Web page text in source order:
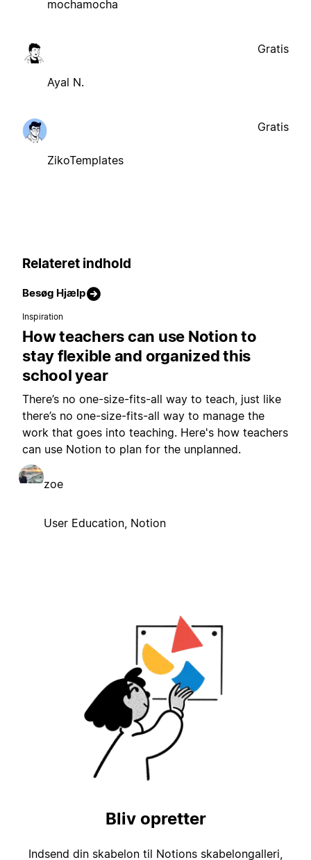
mochamocha
Ayal N.
Gratis
ZikoTemplates
Gratis
Relateret indhold
Besøg Hjælp
Inspiration
How teachers can use Notion to
stay flexible and organized this
school year
There’s no one-size-fits-all way to teach, just like
there’s no one-size-fits-all way to manage the
work that goes into teaching. Here's how teachers
can use Notion to plan for the unplanned.
zoe
User Education, Notion
Bliv opretter
Indsend din skabelon til Notions skabelongalleri,